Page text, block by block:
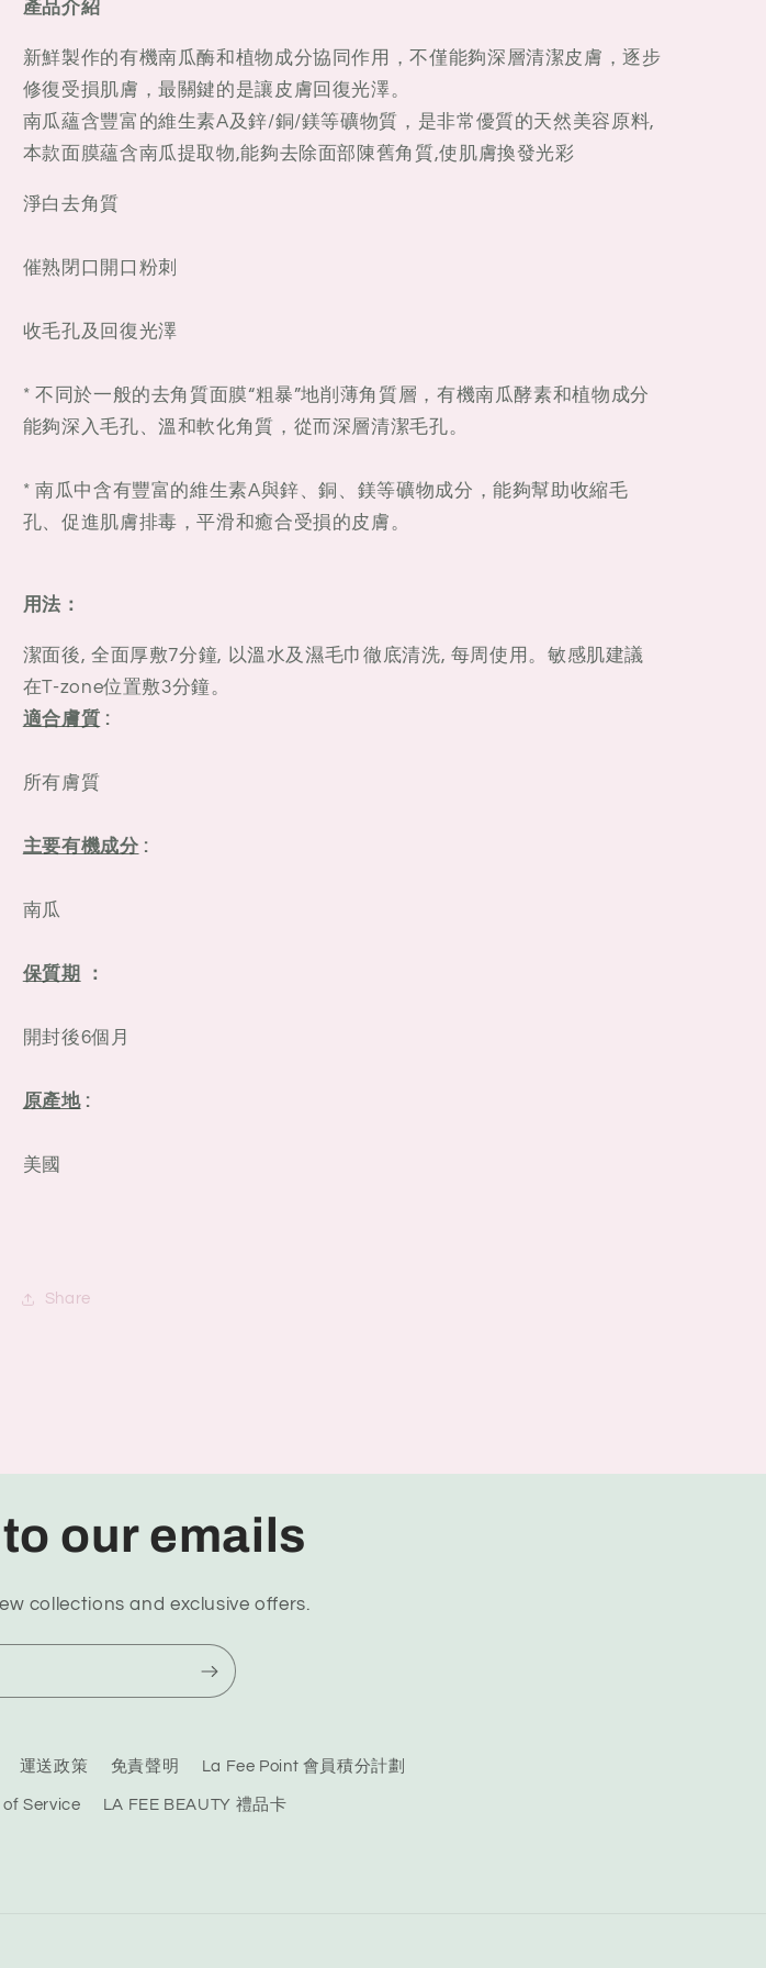
膜
30ML
30ML
產品介紹
新鮮製作的有機南瓜酶和植物成分協同作用，不僅能夠深層清潔皮膚，逐步
修復受損肌膚，最關鍵的是讓皮膚回復光澤。
南瓜蘊含豐富的維生素A及鋅/銅/鎂等礦物質，是非常優質的天然美容原料,
本款面膜蘊含南瓜提取物,能夠去除面部陳舊角質,使肌膚換發光彩
淨白去角質
催熟閉口開口粉刺
收毛孔及回復光澤
* 不同於一般的去角質面膜“粗暴”地削薄角質層，有機南瓜酵素和植物成分
能夠深入毛孔、溫和軟化角質，從而深層清潔毛孔。
* 南瓜中含有豐富的維生素A與鋅、銅、鎂等礦物成分，能夠幫助收縮毛
孔、促進肌膚排毒，平滑和癒合受損的皮膚。
用法：
潔面後, 全面厚敷7分鐘, 以溫水及濕毛巾徹底清洗, 每周使用。敏感肌建議
在T-zone位置敷3分鐘。
適合膚質 :
所有膚質
主要有機成分 :
南瓜
保質期 ：
開封後6個月
原產地:
美國
Share
our emails
collections and exclusive offers.
運送政策 免責聲明 La Fee Point 會員積分計劃
of Service LA FEE BEAUTY 禮品卡